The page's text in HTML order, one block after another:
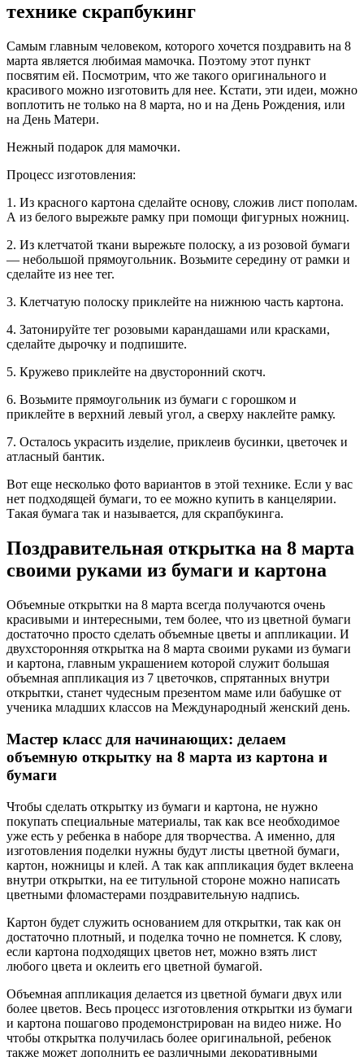
технике скрапбукинг
Самым главным человеком, которого хочется поздравить на 8
марта является любимая мамочка. Поэтому этот пункт
посвятим ей. Посмотрим, что же такого оригинального и
красивого можно изготовить для нее. Кстати, эти идеи, можно
воплотить не только на 8 марта, но и на День Рождения, или
на День Матери.
Нежный подарок для мамочки.
Процесс изготовления:
1. Из красного картона сделайте основу, сложив лист пополам.
А из белого вырежьте рамку при помощи фигурных ножниц.
2. Из клетчатой ткани вырежьте полоску, а из розовой бумаги
— небольшой прямоугольник. Возьмите середину от рамки и
сделайте из нее тег.
3. Клетчатую полоску приклейте на нижнюю часть картона.
4. Затонируйте тег розовыми карандашами или красками,
сделайте дырочку и подпишите.
5. Кружево приклейте на двусторонний скотч.
6. Возьмите прямоугольник из бумаги с горошком и
приклейте в верхний левый угол, а сверху наклейте рамку.
7. Осталось украсить изделие, приклеив бусинки, цветочек и
атласный бантик.
Вот еще несколько фото вариантов в этой технике. Если у вас
нет подходящей бумаги, то ее можно купить в канцелярии.
Такая бумага так и называется, для скрапбукинга.
Поздравительная открытка на 8 марта
своими руками из бумаги и картона
Объемные открытки на 8 марта всегда получаются очень
красивыми и интересными, тем более, что из цветной бумаги
достаточно просто сделать объемные цветы и аппликации. И
двухсторонняя открытка на 8 марта своими руками из бумаги
и картона, главным украшением которой служит большая
объемная аппликация из 7 цветочков, спрятанных внутри
открытки, станет чудесным презентом маме или бабушке от
ученика младших классов на Международный женский день.
Мастер класс для начинающих: делаем
объемную открытку на 8 марта из картона и
бумаги
Чтобы сделать открытку из бумаги и картона, не нужно
покупать специальные материалы, так как все необходимое
уже есть у ребенка в наборе для творчества. А именно, для
изготовления поделки нужны будут листы цветной бумаги,
картон, ножницы и клей. А так как аппликация будет вклеена
внутри открытки, на ее титульной стороне можно написать
цветными фломастерами поздравительную надпись.
Картон будет служить основанием для открытки, так как он
достаточно плотный, и поделка точно не помнется. К слову,
если картона подходящих цветов нет, можно взять лист
любого цвета и оклеить его цветной бумагой.
Объемная аппликация делается из цветной бумаги двух или
более цветов. Весь процесс изготовления открытки из бумаги
и картона пошагово продемонстрирован на видео ниже. Но
чтобы открытка получилась более оригинальной, ребенок
также может дополнить ее различными декоративными